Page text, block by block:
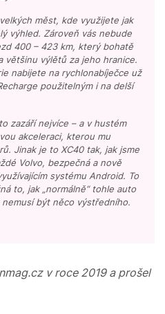
měst, kde využijete jak
výhled. Zároveň vás nebude
400 – 423 km, který bohatě
většinu výlětů za jeho hranice.
nabijete na rychlonabíječce už
použitelným i na delší
zazáří nejvíce – a v hustém
akceleraci, kterou mu
Jinak je to XC40 tak, jak jsme
Volvo, bezpečná a nově
systému Android. To
to, jak „normálně“ tohle auto
být něco výstředního.
v roce 2019 a prošel